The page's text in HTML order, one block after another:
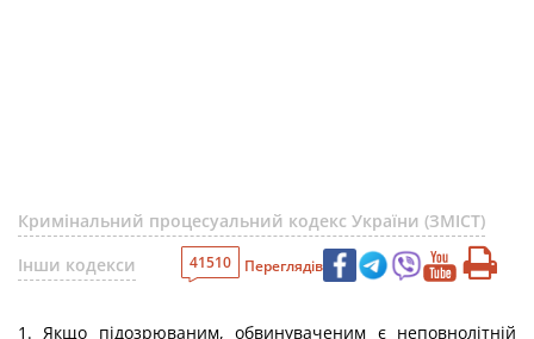
Кримінальний процесуальний кодекс України (ЗМІСТ)
Інши кодекси
41510 Переглядів
1. Якщо підозрюваним, обвинуваченим є неповнолітній